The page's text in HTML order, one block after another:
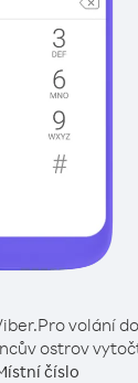
Pro volání do
ostrov
číslo